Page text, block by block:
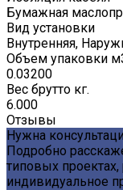
Бумажная
Вид установки
Внутренняя,
Объем упаковки
0.03200
Вес брутто кг.
6.000
Отзывы
Нужна
Подробно
типовых
индивидуальное